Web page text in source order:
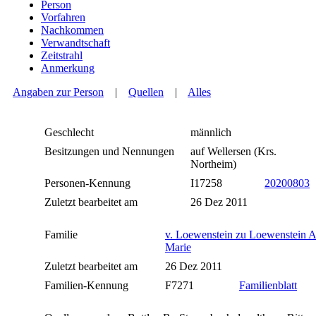
Person
Vorfahren
Nachkommen
Verwandtschaft
Zeitstrahl
Anmerkung
Angaben zur Person | Quellen | Alles
Geschlecht
männlich
Besitzungen und Nennungen
auf Wellersen (Krs.
Northeim)
Personen-Kennung
I17258
20200803
Zuletzt bearbeitet am
26 Dez 2011
Familie
v. Loewenstein zu Loewenstein
Marie
Zuletzt bearbeitet am
26 Dez 2011
Familien-Kennung
F7271 Familienblatt